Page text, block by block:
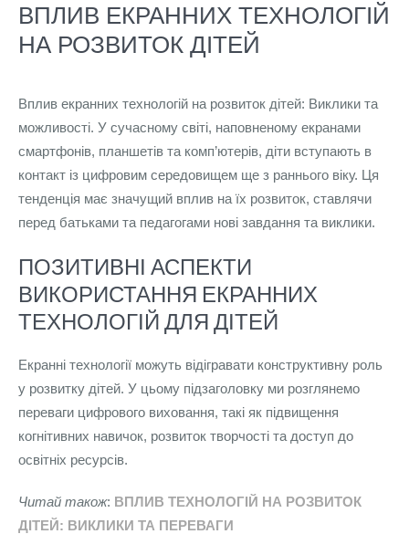
ВПЛИВ ЕКРАННИХ ТЕХНОЛОГІЙ
НА РОЗВИТОК ДІТЕЙ
Вплив екранних технологій на розвиток дітей: Виклики та
можливості. У сучасному світі, наповненому екранами
смартфонів, планшетів та комп’ютерів, діти вступають в
контакт із цифровим середовищем ще з раннього віку. Ця
тенденція має значущий вплив на їх розвиток, ставлячи
перед батьками та педагогами нові завдання та виклики.
ПОЗИТИВНІ АСПЕКТИ
ВИКОРИСТАННЯ ЕКРАННИХ
ТЕХНОЛОГІЙ ДЛЯ ДІТЕЙ
Екранні технології можуть відігравати конструктивну роль
у розвитку дітей. У цьому підзаголовку ми розглянемо
переваги цифрового виховання, такі як підвищення
когнітивних навичок, розвиток творчості та доступ до
освітніх ресурсів.
Читай також: ВПЛИВ ТЕХНОЛОГІЙ НА РОЗВИТОК
ДІТЕЙ: ВИКЛИКИ ТА ПЕРЕВАГИ